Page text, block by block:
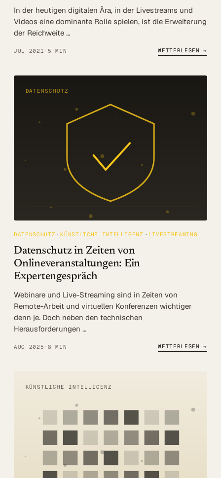
In der heutigen digitalen Ära, in der Livestreams und
Videos eine dominante Rolle spielen, ist die Erweiterung
der Reichweite …
JUL 2021 · 5 MIN WEITERLESEN →
DATENSCHUTZ
DATENSCHUTZ KÜNSTLICHE INTELLIGENZ LIVESTREAMING
Datenschutz in Zeiten von
Onlineveranstaltungen: Ein
Expertengespräch
Webinare und Live-Streaming sind in Zeiten von
Remote-Arbeit und virtuellen Konferenzen wichtiger
denn je. Doch neben den technischen
Herausforderungen …
AUG 2025 · 8 MIN WEITERLESEN →
KÜNSTLICHE INTELLIGENZ